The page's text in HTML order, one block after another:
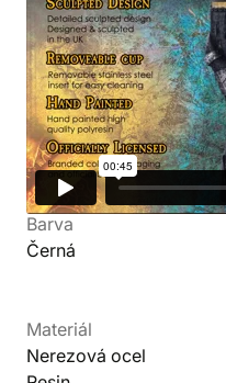
Detaily
Svět
Pán prstenů
Kolekce
Prsten moci
Barva
Černá
Materiál
Nerezová ocel